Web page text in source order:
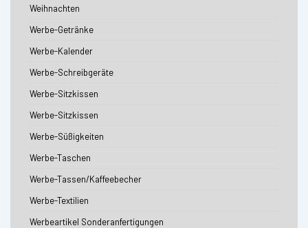
Weihnachten
Werbe-Getränke
Werbe-Kalender
Werbe-Schreibgeräte
Werbe-Sitzkissen
Werbe-Sitzkissen
Werbe-Süßigkeiten
Werbe-Taschen
Werbe-Tassen/Kaffeebecher
Werbe-Textilien
Werbeartikel Sonderanfertigungen